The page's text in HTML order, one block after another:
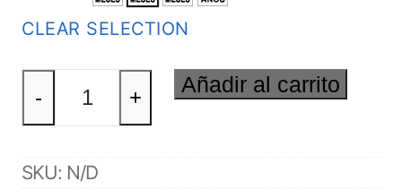
CLEAR SELECTION
SALMANTINIO
(Sa)
cantidad
- +
Añadir al carrito
SKU: N/D